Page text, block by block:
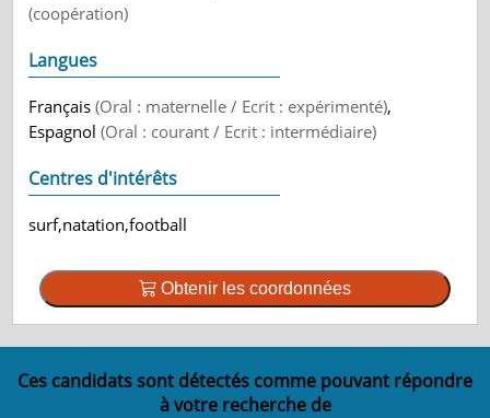
(coopération)
Langues
Français(Oral : maternelle / Ecrit : expérimenté),
Espagnol(Oral : courant / Ecrit : intermédiaire)
Centres d'intérêts
surf,natation,football
Obtenir les coordonnées
Ces candidats sont détectés comme pouvant répondre
à votre recherche de